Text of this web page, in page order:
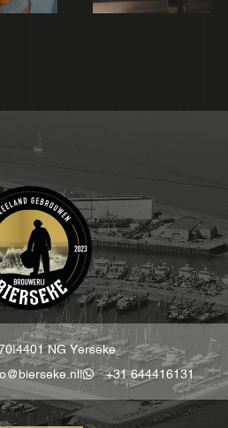
|4401 NG Yerseke
| +31 644416131